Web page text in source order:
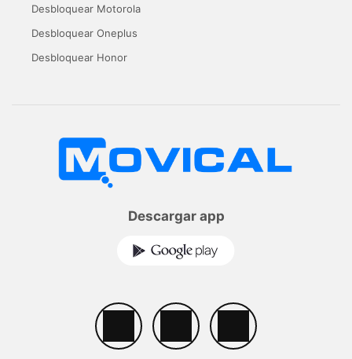
Desbloquear Motorola
Desbloquear Oneplus
Desbloquear Honor
Descargar app